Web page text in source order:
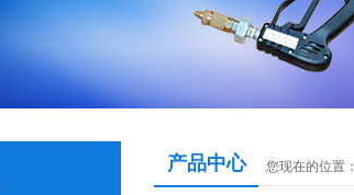
产品中心 您现在的位置：